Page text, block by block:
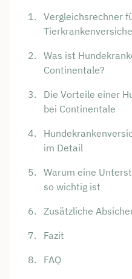
Vergleichsrechner
Was ist
Continentale?
Die Vorteile einer
bei Continentale
im Detail
Warum eine
so wichtig ist
Zusätzliche
Fazit
FAQ